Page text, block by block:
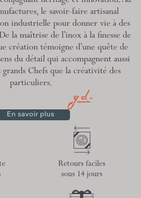
le savoir-faire artisanal
industrielle pour donner vie à des
la maîtrise de l’inox à la finesse de
création témoigne d’une quête de
du détail qui accompagnent aussi
Chefs que la créativité des
particuliers.
En savoir plus
Retours faciles
sous 14 jours